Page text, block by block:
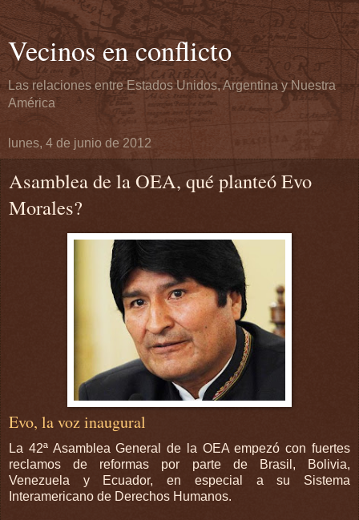
Vecinos en conflicto
Las relaciones entre Estados Unidos, Argentina y Nuestra
América
lunes, 4 de junio de 2012
Asamblea de la OEA, qué planteó Evo
Morales?
Evo, la voz inaugural
La 42ª Asamblea General de la OEA empezó con fuertes
reclamos de reformas por parte de Brasil, Bolivia,
Venezuela y Ecuador, en especial a su Sistema
Interamericano de Derechos Humanos.